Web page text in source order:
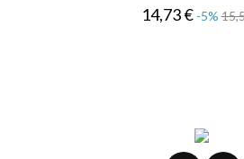
14,73 € Prezzo
-5%